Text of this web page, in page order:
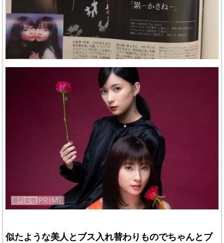
似たような美人とブス入れ替わりものでちゃんとブ